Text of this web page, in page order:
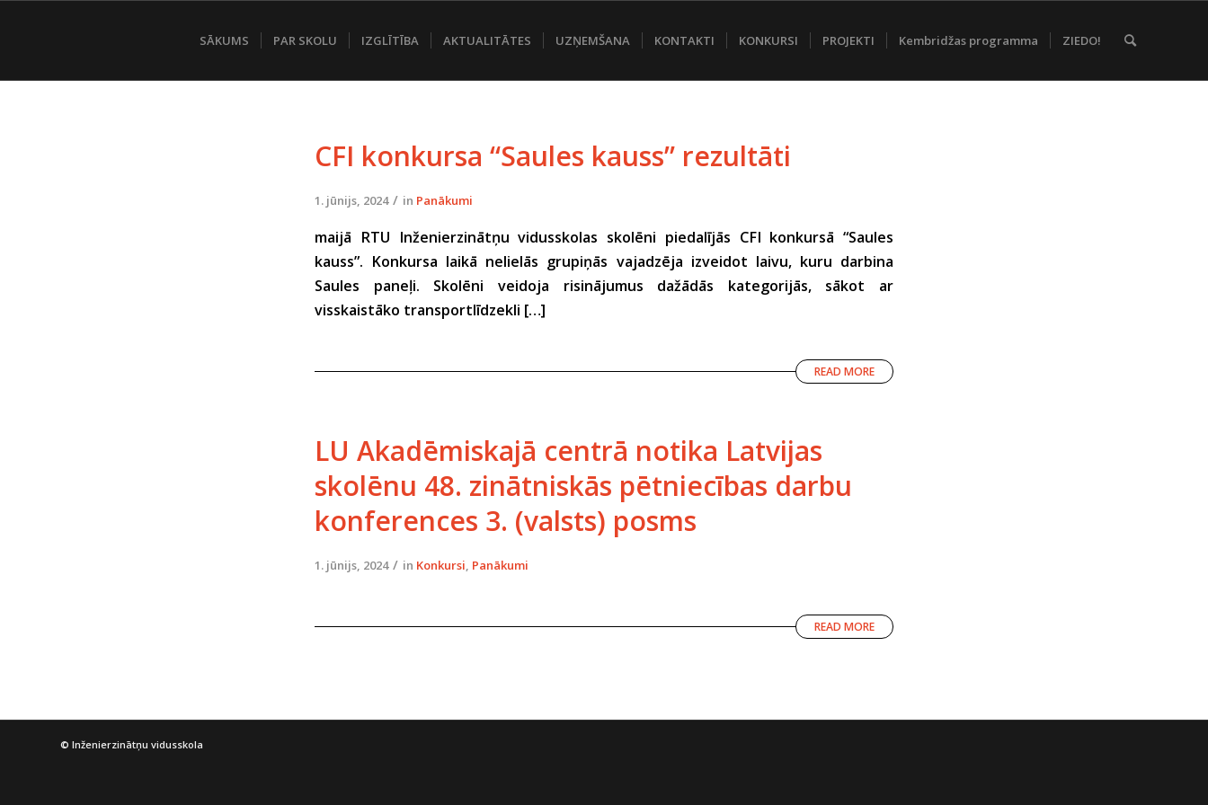
SĀKUMS PAR SKOLU IZGLĪTĪBA AKTUALITĀTES UZŅEMŠANA KONTAKTI KONKURSI PROJEKTI Kembridžas programma ZIEDO!
CFI konkursa “Saules kauss” rezultāti
1. jūnijs, 2024 / in Panākumi
maijā RTU Inženierzinātņu vidusskolas skolēni piedalījās CFI konkursā “Saules
kauss”. Konkursa laikā nelielās grupiņās vajadzēja izveidot laivu, kuru darbina
Saules paneļi. Skolēni veidoja risinājumus dažādās kategorijās, sākot ar
visskaistāko transportlīdzekli […]
READ MORE
LU Akadēmiskajā centrā notika Latvijas
skolēnu 48. zinātniskās pētniecības darbu
konferences 3. (valsts) posms
1. jūnijs, 2024 / in Konkursi, Panākumi
READ MORE
© Inženierzinātņu vidusskola